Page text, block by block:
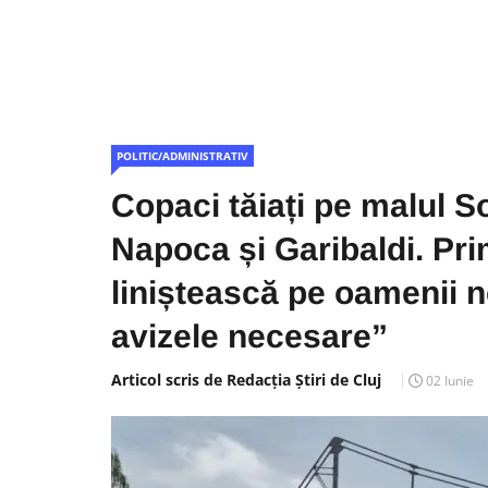
POLITIC/ADMINISTRATIV
Copaci tăiați pe malul
Napoca și Garibaldi.
liniștească pe oamenii
avizele necesare”
Articol scris de Redacția Știri de Cluj 02 Iunie